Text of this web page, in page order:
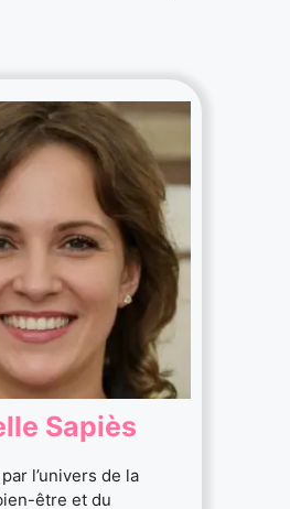
Sapiès
l’univers de la
être et du